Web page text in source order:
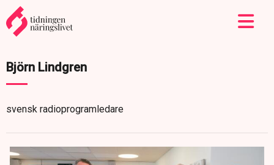
Björn Lindgren
svensk radioprogramledare